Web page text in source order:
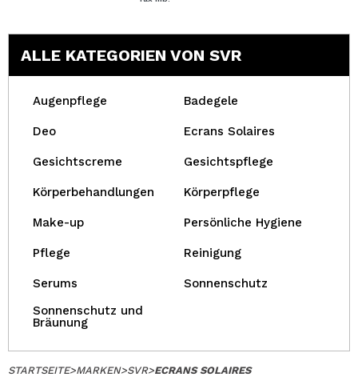
ALLE KATEGORIEN VON SVR
Augenpflege Badegele
Deo Ecrans Solaires
Gesichtscreme Gesichtspflege
Körperbehandlungen Körperpflege
Make-up Persönliche Hygiene
Pflege Reinigung
Serums
Sonnenschutz
Sonnenschutz und
Bräunung
STARTSEITE>MARKEN>SVR>ECRANS SOLAIRES